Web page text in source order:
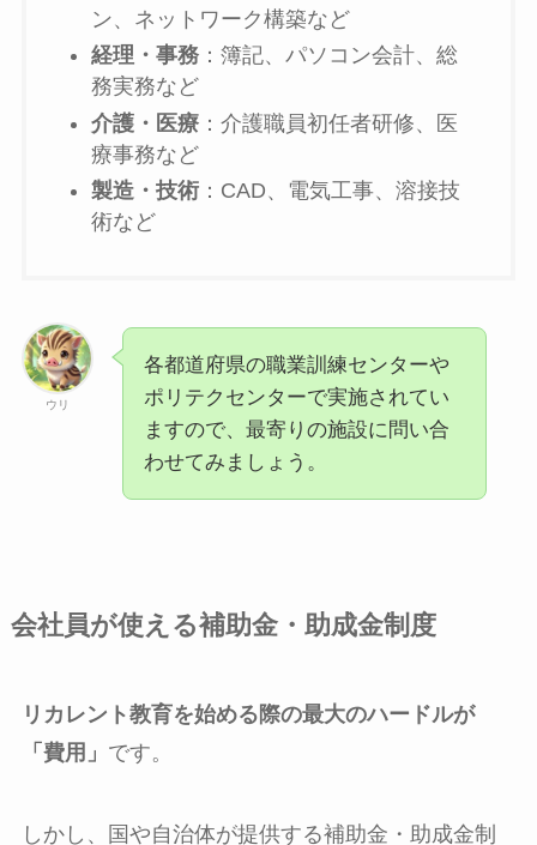
ン、ネットワーク構築など
経理・事務：簿記、パソコン会計、総
務実務など
介護・医療：介護職員初任者研修、医
療事務など
製造・技術：CAD、電気工事、溶接技
術など
ウリ
各都道府県の職業訓練センターや
ポリテクセンターで実施されてい
ますので、最寄りの施設に問い合
わせてみましょう。
会社員が使える補助金・助成金制度
リカレント教育を始める際の最大のハードルが
「費用」 です。
しかし、国や自治体が提供する補助金・助成金制